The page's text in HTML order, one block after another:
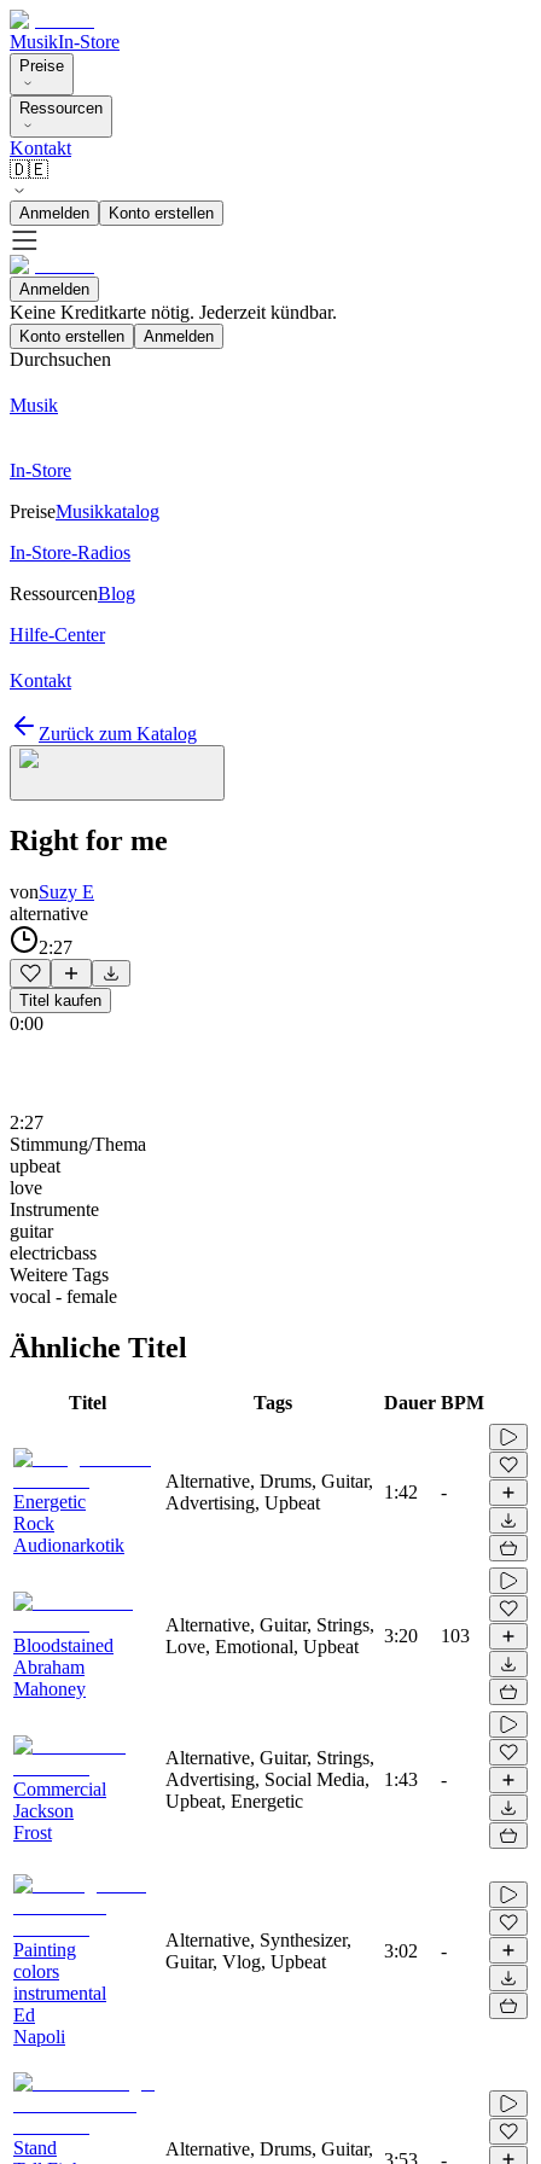
MusikIn-Store
Preise
Ressourcen
Kontakt
🇩🇪
Anmelden Konto erstellen
Anmelden
Keine Kreditkarte nötig. Jederzeit kündbar.
Konto erstellen Anmelden
Durchsuchen
Musik
In-Store
PreiseMusikkatalog
In-Store-Radios
RessourcenBlog
Hilfe-Center
Kontakt
Zurück zum Katalog
Right for me
vonSuzy E
alternative
2:27
Titel kaufen
0:00
2:27
Stimmung/Thema
upbeat
love
Instrumente
guitar
electricbass
Weitere Tags
vocal - female
Ähnliche Titel
Titel Tags Dauer BPM
Energetic
Rock
Audionarkotik
Alternative, Drums, Guitar,
Advertising, Upbeat
1:42 -
Bloodstained
Abraham
Mahoney
Alternative, Guitar, Strings,
Love, Emotional, Upbeat
3:20 103
Commercial
Jackson
Frost
Alternative, Guitar, Strings,
Advertising, Social Media,
Upbeat, Energetic
1:43 -
Painting
colors
instrumental
Ed
Napoli
Alternative, Synthesizer,
Guitar, Vlog, Upbeat
3:02 -
Stand
Alternative, Drums, Guitar,
3:53 -